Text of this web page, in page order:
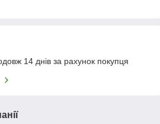
14 днів за рахунок покупця